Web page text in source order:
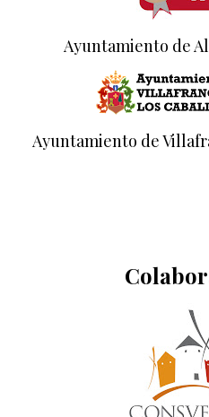
Ayuntamiento de
Ayuntamiento de